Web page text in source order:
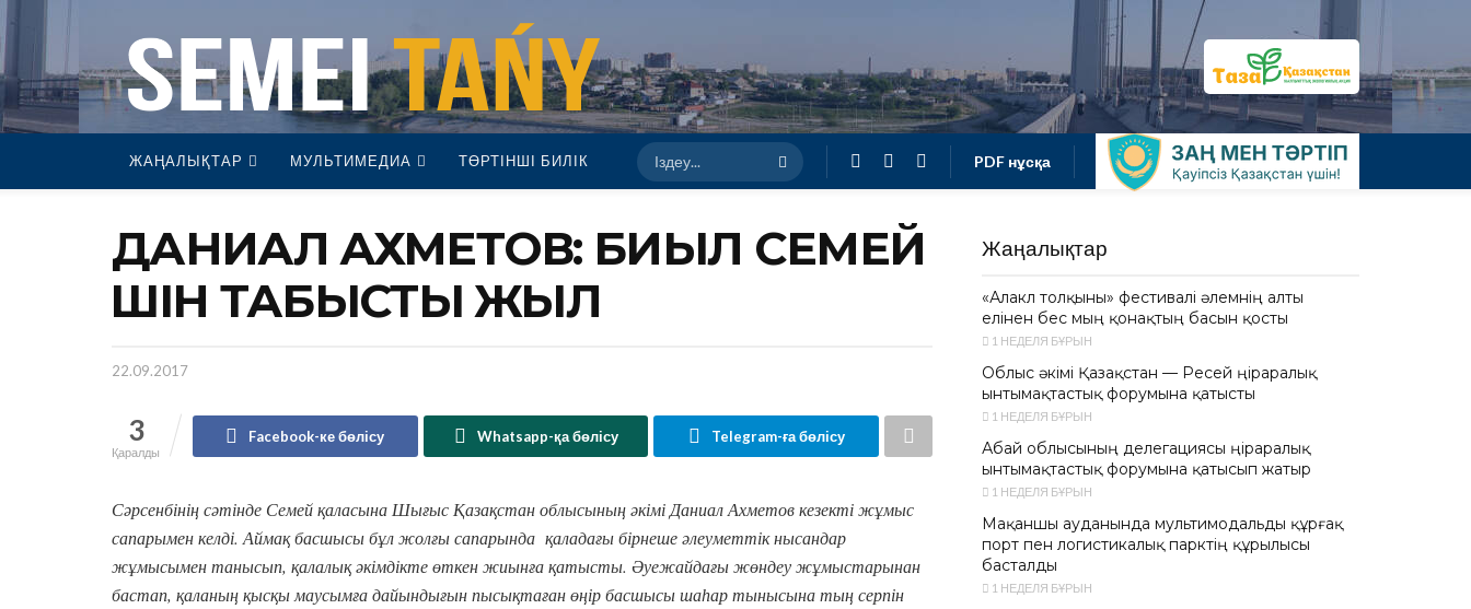
ЖАҢАЛЫҚТАР МУЛЬТИМЕДИА ТӨРТІНШІ БИЛІК PDF нұсқа
ДАНИАЛ АХМЕТОВ: БИЫЛ СЕМЕЙ
ҮШІН ТАБЫСТЫ ЖЫЛ
22.09.2017
3
Қаралды
Facebook-ке бөлісу Whatsapp-қа бөлісу Telegram-ға бөлісу
Сәрсенбінің сәтінде Семей қаласына Шығыс Қазақстан облысының әкімі Даниал Ахметов кезекті жұмыс
сапарымен келді. Аймақ басшысы бұл жолғы сапарында қаладағы бірнеше әлеуметтік нысандар
жұмысымен танысып, қалалық әкімдікте өткен жиынға қатысты. Әуежайдағы жөндеу жұмыстарынан
бастап, қаланың қысқы маусымға дайындығын пысықтаған өңір басшысы шаһар тынысына тың серпін
Жаңалықтар
«Алакөл толқыны» фестивалі әлемнің алты
елінен бес мың қонақтың басын қосты
1 НЕДЕЛЯ БҰРЫН
Облыс әкімі Қазақстан — Ресей өңіраралық
ынтымақтастық форумына қатысты
1 НЕДЕЛЯ БҰРЫН
Абай облысының делегациясы өңіраралық
ынтымақтастық форумына қатысып жатыр
1 НЕДЕЛЯ БҰРЫН
Мақаншы ауданында мультимодальды құрғақ
порт пен логистикалық парктің құрылысы
басталды
1 НЕДЕЛЯ БҰРЫН